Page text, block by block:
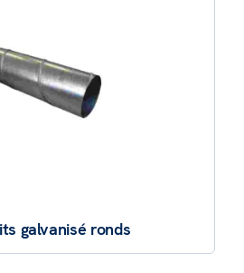
galvanisé ronds